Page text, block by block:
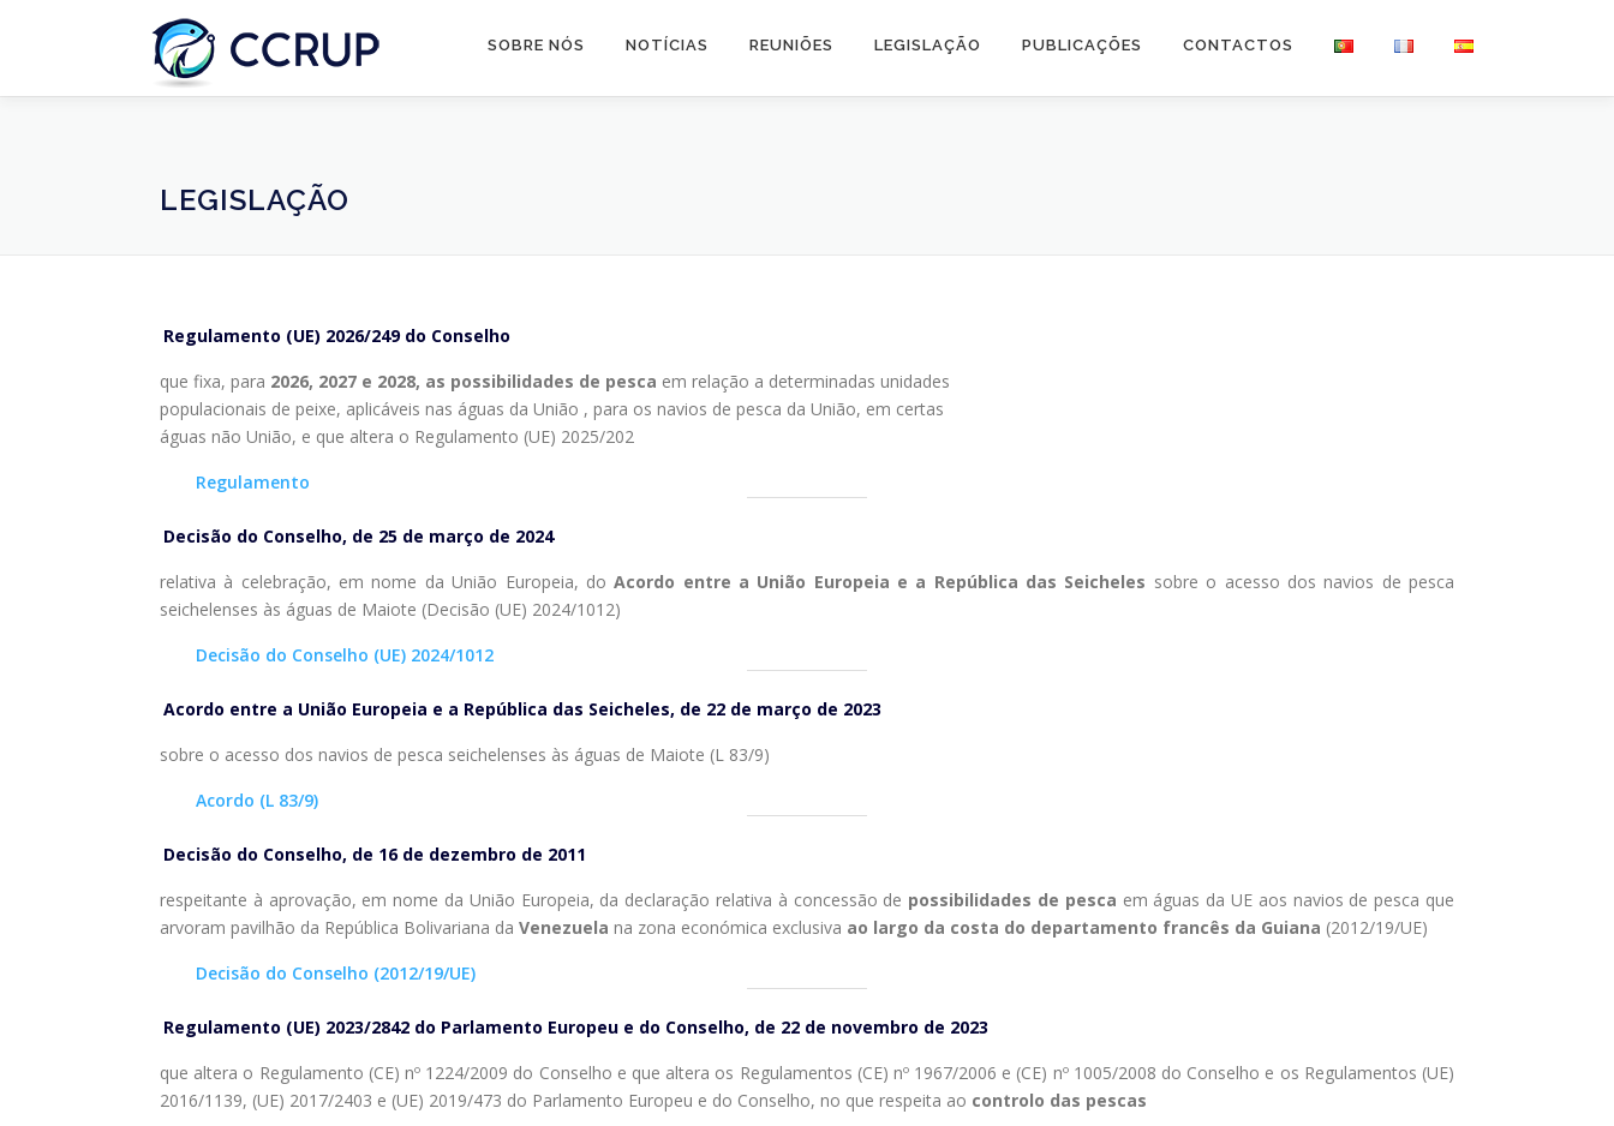
SOBRE NÓS NOTÍCIAS REUNIÕES LEGISLAÇÃO PUBLICAÇÕES CONTACTOS
LEGISLAÇÃO
Regulamento (UE) 2026/249 do Conselho
que fixa, para 2026, 2027 e 2028, as possibilidades de pesca em relação a determinadas unidades
populacionais de peixe, aplicáveis nas águas da União , para os navios de pesca da União, em certas
águas não União, e que altera o Regulamento (UE) 2025/202
Regulamento
Decisão do Conselho, de 25 de março de 2024
relativa à celebração, em nome da União Europeia, doAcordo entre a União Europeia e a República das Seicheles sobre o acesso dos navios de pesca
seichelenses às águas de Maiote (Decisão (UE) 2024/1012)
Decisão do Conselho (UE) 2024/1012
Acordo entre a União Europeia e a República das Seicheles, de 22 de março de 2023
sobre o acesso dos navios de pesca seichelenses às águas de Maiote (L 83/9)
Acordo (L 83/9)
Decisão do Conselho, de 16 de dezembro de 2011
respeitante à aprovação, em nome da União Europeia, da declaração relativa à concessão de possibilidades de pesca em águas da UE aos navios de pesca que
arvoram pavilhão da República Bolivariana da Venezuela na zona económica exclusiva ao largo da costa do departamento francês da Guiana (2012/19/UE)
Decisão do Conselho (2012/19/UE)
Regulamento (UE) 2023/2842 do Parlamento Europeu e do Conselho, de 22 de novembro de 2023
que altera o Regulamento (CE) nº 1224/2009 do Conselho e que altera os Regulamentos (CE) nº 1967/2006 e (CE) nº 1005/2008 do Conselho e os Regulamentos (UE)
2016/1139, (UE) 2017/2403 e (UE) 2019/473 do Parlamento Europeu e do Conselho, no que respeita ao controlo das pescas